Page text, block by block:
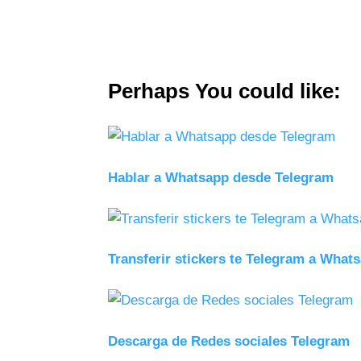
Perhaps You could like:
Hablar a Whatsapp desde Telegram
Transferir stickers te Telegram a
Descarga de Redes sociales Telegram